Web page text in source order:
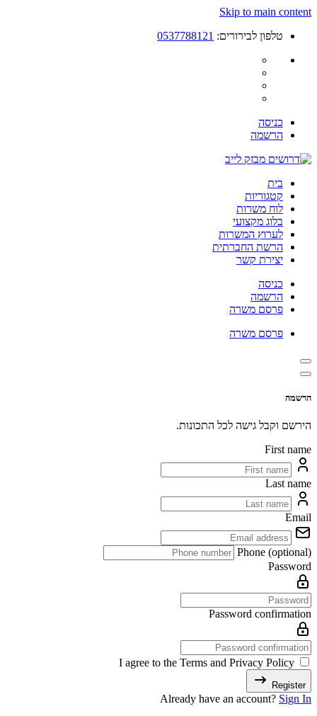
Skip to main content
טלפון לבירורים: 0537788121
כניסה
הרשמה
בית
קטגוריות
לוח משרות
בלוג מקצועי
לערוץ המשרות
הרשת החברתית
יצירת קשר
כניסה
הרשמה
פרסם משרה
פרסם משרה
הרשמה
הירשם וקבל גישה לכל התכונות.
First name
Last name
Email
Phone (optional)
Password
Password confirmation
I agree to the Terms and Privacy Policy
Register
Already have an account? Sign In